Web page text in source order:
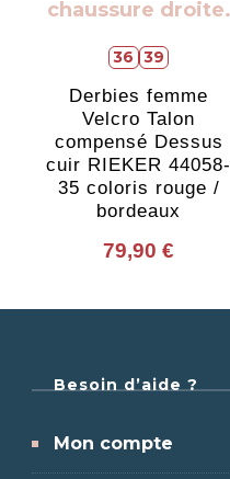
36 39
Derbies femme
Velcro Talon
compensé Dessus
cuir RIEKER 44058-
35 coloris rouge /
bordeaux
79,90 €
Besoin d’aide ?
Mon compte